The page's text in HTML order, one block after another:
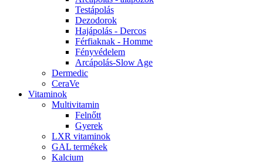
Testápolás
Dezodorok
Hajápolás - Dercos
Férfiaknak - Homme
Fényvédelem
Arcápolás-Slow Age
Dermedic
CeraVe
Vitaminok
Multivitamin
Felnőtt
Gyerek
LXR vitaminok
GAL termékek
Kalcium